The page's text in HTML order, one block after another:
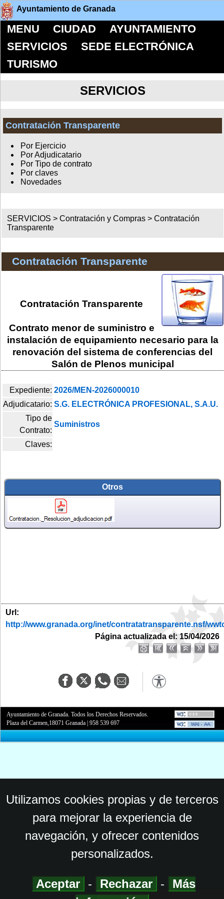
Ayuntamiento de Granada
MENU CIUDAD
AYUNTAMIENTO
SERVICIOS
SEDE ELECTRÓNICA
TURISMO
SERVICIOS
Contratación Transparente
Por Ejercicio
Por Adjudicatario
Por Tipo de contrato
Por claves
Novedades
SERVICIOS >Contratación y Compras >Contratación
Transparente
Contratación Transparente
Contratación Transparente
Contrato menor de suministro e
instalación de equipamiento necesario para la
renovación del sistema de conferencias del
Salón de Plenos municipal
Expediente: 2026/MEN-2026000010
Adjudicatario: S.G. ELECTRÓNICA PROFESIONAL, S.A.U.
Tipo de
Contrato:
Suministros
Claves:
Otros
Url:
http://www.granada.org/inet/contratatransparente.nsf/
Página actualizada el: 15/04/2026
Ayuntamiento de Granada. Todos los Derechos Reservados.
Plaza del Carmen,18071 Granada |958 539 697
Utilizamos cookies propias y de terceros
para mejorar la experiencia de
navegación, y ofrecer contenidos
personalizados.
Aceptar - Rechazar -
Más